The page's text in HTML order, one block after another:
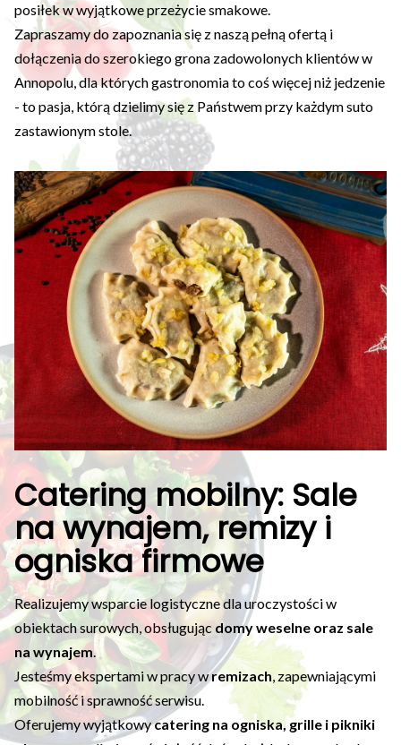
posiłek w wyjątkowe przeżycie smakowe.
Zapraszamy do zapoznania się z naszą pełną ofertą i
dołączenia do szerokiego grona zadowolonych klientów w
Annopolu, dla których gastronomia to coś więcej niż jedzenie
- to pasja, którą dzielimy się z Państwem przy każdym suto
zastawionym stole.
Catering mobilny: Sale
na wynajem, remizy i
ogniska firmowe
Realizujemy wsparcie logistyczne dla uroczystości w
obiektach surowych, obsługując domy weselne oraz sale
na wynajem.
Jesteśmy ekspertami w pracy wremizach , zapewniającymi
mobilność i sprawność serwisu.
Oferujemy wyjątkowycatering na ogniska, grille i pikniki